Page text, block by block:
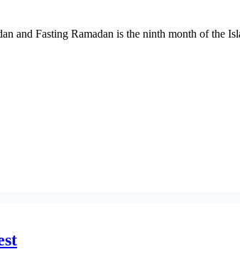
and Fasting Ramadan is the ninth month of the